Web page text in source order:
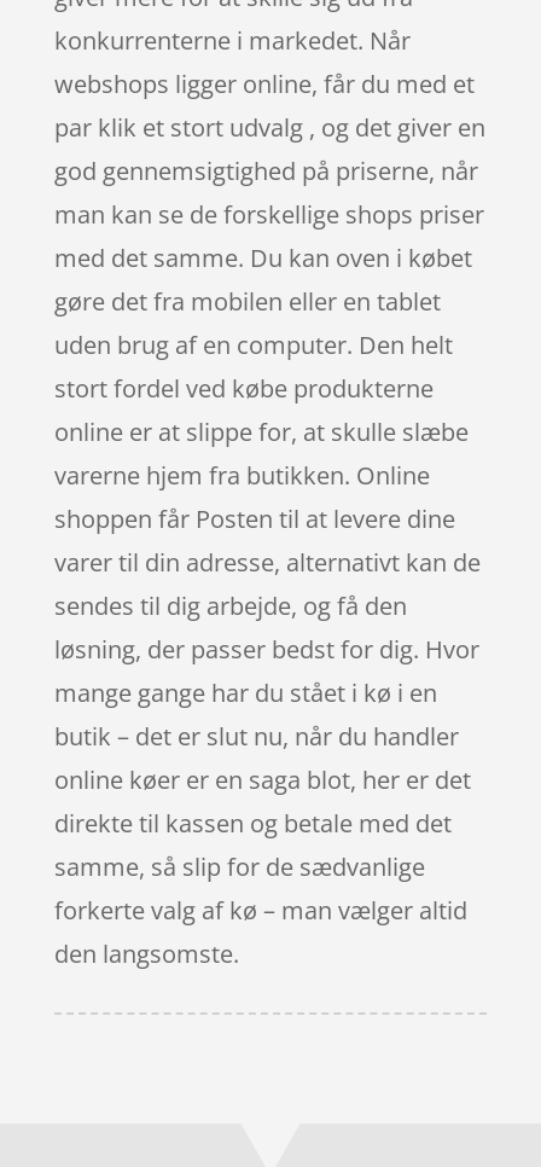
konkurrenterne i markedet. Når
webshops ligger online, får du med et
par klik et stort udvalg , og det giver en
god gennemsigtighed på priserne, når
man kan se de forskellige shops priser
med det samme. Du kan oven i købet
gøre det fra mobilen eller en tablet
uden brug af en computer. Den helt
stort fordel ved købe produkterne
online er at slippe for, at skulle slæbe
varerne hjem fra butikken. Online
shoppen får Posten til at levere dine
varer til din adresse, alternativt kan de
sendes til dig arbejde, og få den
løsning, der passer bedst for dig. Hvor
mange gange har du stået i kø i en
butik – det er slut nu, når du handler
online køer er en saga blot, her er det
direkte til kassen og betale med det
samme, så slip for de sædvanlige
forkerte valg af kø – man vælger altid
den langsomste.